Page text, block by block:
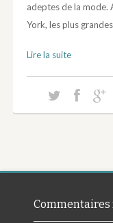
adeptes de la mode.
York, les plus
Lire la suite
Commentaires